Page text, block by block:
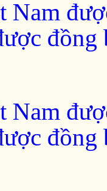
Nam
đồng
Nam
đồng